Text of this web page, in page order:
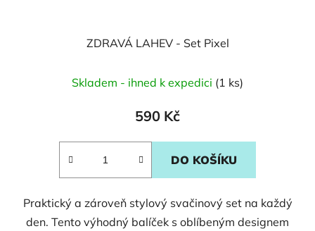
ZDRAVÁ LAHEV - Set Pixel
Skladem - ihned k expedici (1 ks)
590 Kč
DO KOŠÍKU
Praktický a zároveň stylový svačinový set na každý
den. Tento výhodný balíček s oblíbeným designem